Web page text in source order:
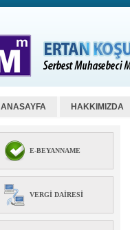
ANASAYFA HAKKIMIZDA
E-BEYANNAME
VERGI DAIRESI